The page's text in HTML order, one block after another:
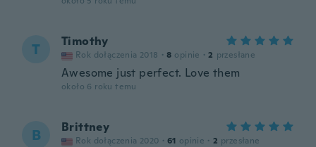
T Timothy
Rok dołączenia 2018 · 8 opinie · 2 przesłane
Awesome just perfect. Love them
około 6 roku temu
B Brittney
Rok dołączenia 2020 · 61 opinie · 2 przesłane